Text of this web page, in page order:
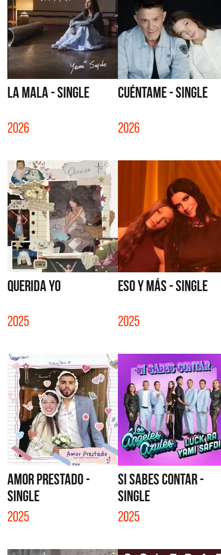
LA MALA - SINGLE
2026
CUÉNTAME - SINGLE
2026
QUERIDA YO
2025
ESO Y MÁS - SINGLE
2025
AMOR PRESTADO -
SINGLE
2025
SI SABES CONTAR -
SINGLE
2025